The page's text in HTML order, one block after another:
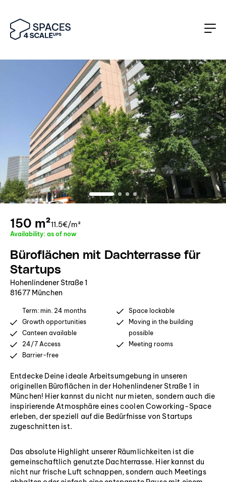
150 m²11.5€/m²
Availability: as of now
Büroflächen mit Dachterrasse für
Startups
Hohenlindener Straße 1
81677 München
Term: min. 24 months
Growth opportunities
Canteen available
24/7 Access
Barrier-free
Space lockable
Moving in the building
possible
Meeting rooms
Entdecke Deine ideale Arbeitsumgebung in unseren
originellen Büroflächen in der Hohenlindener Straße 1 in
München! Hier kannst du nicht nur mieten, sondern auch die
inspirierende Atmosphäre eines coolen Coworking-Space
erleben, der speziell auf die Bedürfnisse von Startups
zugeschnitten ist.
Das absolute Highlight unserer Räumlichkeiten ist die
gemeinschaftlich genutzte Dachterrasse. Hier kannst du
nicht nur frische Luft schnappen, sondern auch Meetings